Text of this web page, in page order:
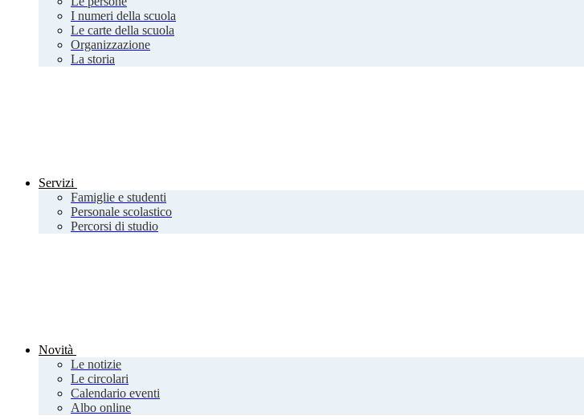
I numeri della scuola
Le carte della scuola
Organizzazione
La storia
Servizi
Famiglie e studenti
Personale scolastico
Percorsi di studio
Novità
Le notizie
Le circolari
Calendario eventi
Albo online